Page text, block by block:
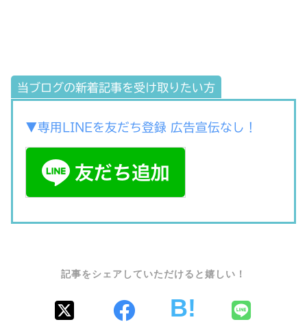
当ブログの新着記事を受け取りたい方
▼専用LINEを友だち登録 広告宣伝なし！